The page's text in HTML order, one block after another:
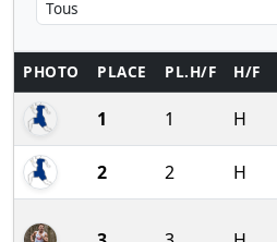
PHOTO PLACE PL.H/F H/F
1 1 H
2 2 H